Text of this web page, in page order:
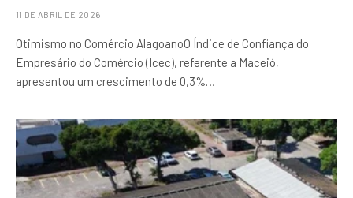
11 DE ABRIL DE 2026
Otimismo no Comércio AlagoanoO Índice de Confiança do
Empresário do Comércio (Icec), referente a Maceió,
apresentou um crescimento de 0,3%…